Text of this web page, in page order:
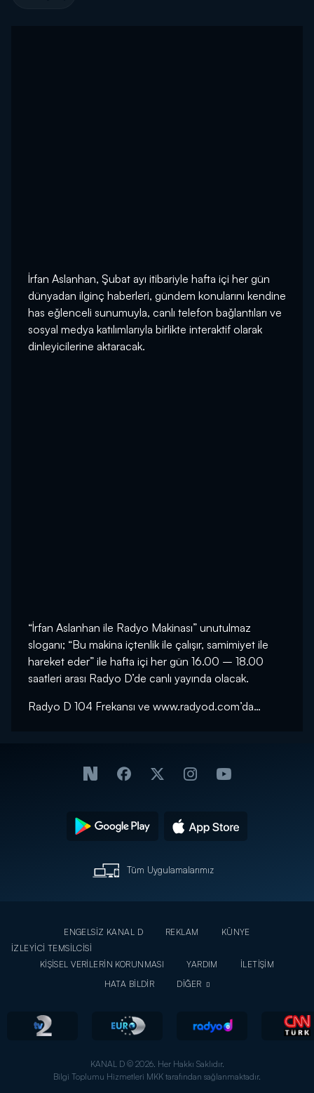
İrfan Aslanhan, Şubat ayı itibariyle hafta içi her gün
dünyadan ilginç haberleri, gündem konularını kendine
has eğlenceli sunumuyla, canlı telefon bağlantıları ve
sosyal medya katılımlarıyla birlikte interaktif olarak
dinleyicilerine aktaracak.
“İrfan Aslanhan ile Radyo Makinası” unutulmaz
sloganı; “Bu makina içtenlik ile çalışır, samimiyet ile
hareket eder” ile hafta içi her gün 16.00 – 18.00
saatleri arası Radyo D’de canlı yayında olacak.
Radyo D 104 Frekansı ve www.radyod.com’da…
Tüm Uygulamalarımız
ENGELSİZ KANAL D REKLAM
KÜNYE
İZLEYİCİ TEMSİLCİSİ
KİŞİSEL VERİLERİN KORUNMASI
YARDIM
İLETİŞİM
HATA BİLDİR
DİĞER
KANAL D © 2026. Her Hakkı Saklıdır.
Bilgi Toplumu Hizmetleri MKK tarafından sağlanmaktadır.